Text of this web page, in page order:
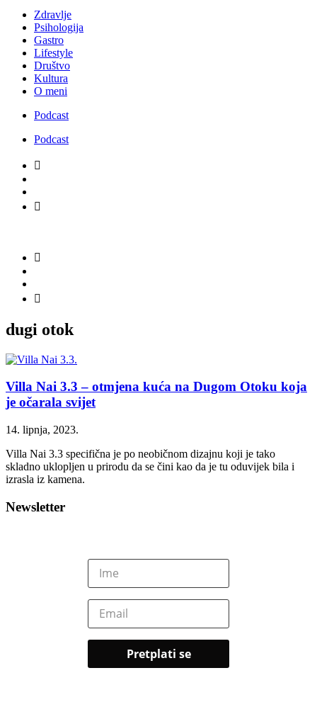
Zdravlje
Psihologija
Gastro
Lifestyle
Društvo
Kultura
O meni
Podcast
Podcast
dugi otok
Villa Nai 3.3 – otmjena kuća na Dugom Otoku koja
je očarala svijet
14. lipnja, 2023.
Villa Nai 3.3 specifična je po neobičnom dizajnu koji je tako
skladno uklopljen u prirodu da se čini kao da je tu oduvijek bila i
izrasla iz kamena.
Newsletter